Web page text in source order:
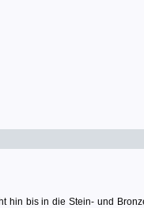
hin bis in die Stein- und